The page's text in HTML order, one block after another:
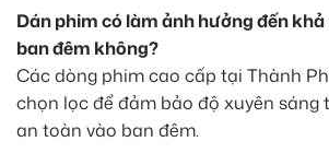
Dán phim có làm ảnh hưởng đến
ban đêm không?
Các dòng phim cao cấp tại Thành
chọn lọc để đảm bảo độ xuyên sáng
an toàn vào ban đêm.